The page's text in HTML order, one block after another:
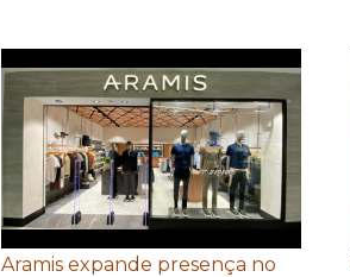
Aramis expande presença no